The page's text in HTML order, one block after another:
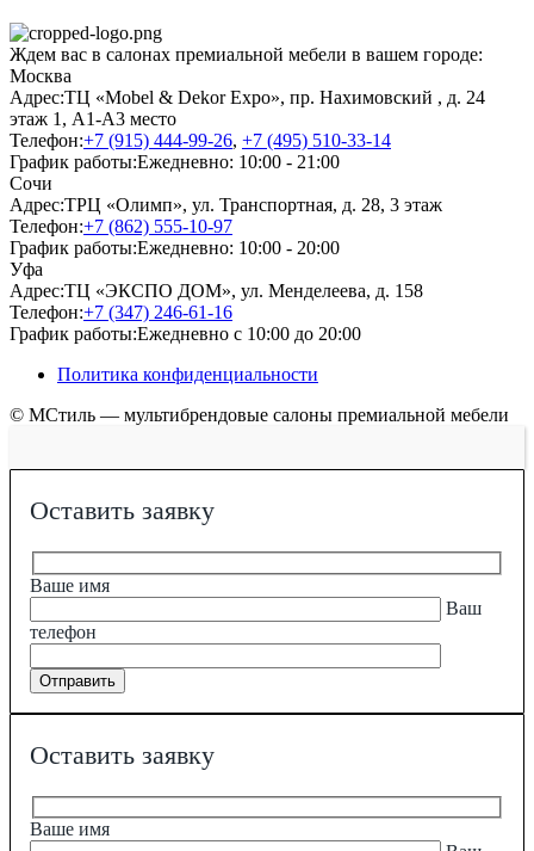
Ждем вас в салонах премиальной мебели в вашем городе:
Москва
Адрес:ТЦ «Mobel & Dekor Expo», пр. Нахимовский , д. 24
этаж 1, А1-А3 место
Телефон:+7 (915) 444-99-26, +7 (495) 510-33-14
График работы:Ежедневно: 10:00 - 21:00
Сочи
Адрес:ТРЦ «Олимп», ул. Транспортная, д. 28, 3 этаж
Телефон:+7 (862) 555-10-97
График работы:Ежедневно: 10:00 - 20:00
Уфа
Адрес:ТЦ «ЭКСПО ДОМ», ул. Менделеева, д. 158
Телефон:+7 (347) 246-61-16
График работы:Ежедневно с 10:00 до 20:00
Политика конфиденциальности
© МСтиль — мультибрендовые салоны премиальной мебели
Оставить заявку
Ваше имя
Ваш
телефон
Оставить заявку
Ваше имя